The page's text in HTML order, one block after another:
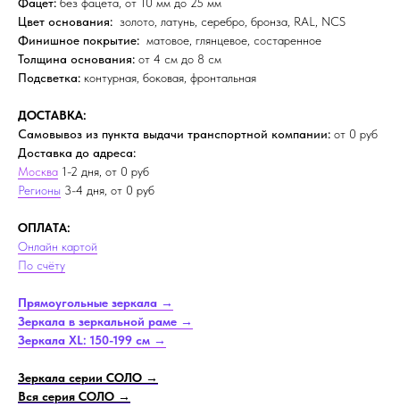
Цвет основания: золото, латунь, серебро, бронза, RAL, NCS
Финишное покрытие: матовое, глянцевое, состаренное
Толщина основания: от 4 см до 8 см
Подсветка: контурная, боковая, фронтальная
ДОСТАВКА:
Самовывоз из пункта выдачи транспортной компании: от 0 руб
Доставка до адреса:
Москва 1-2 дня, от 0 руб
Регионы 3-4 дня, от 0 руб
ОПЛАТА:
Онлайн картой
По счёту
Прямоугольные зеркала →
Зеркала в зеркальной раме →
Зеркала XL: 150-199 см →
Зеркала серии СОЛО →
Вся серия СОЛО →